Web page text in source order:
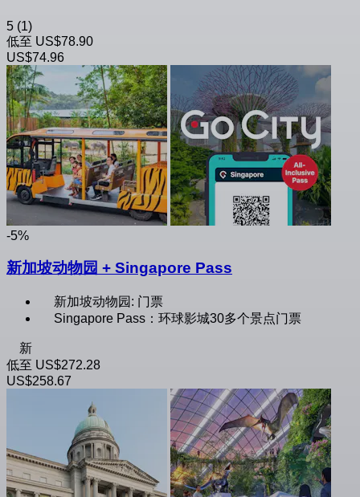
5 (1)
低至 US$78.90
US$74.96
-5%
新加坡动物园 + Singapore Pass
新加坡动物园: 门票
Singapore Pass：环球影城30多个景点门票
新
低至 US$272.28
US$258.67